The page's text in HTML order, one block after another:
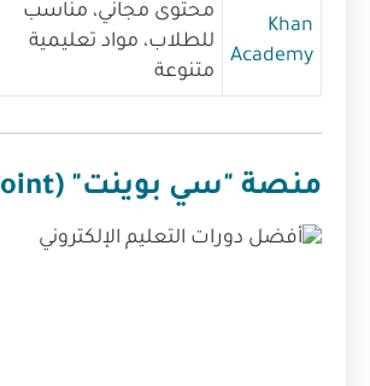
Khan
Academy
محتوى مجاني، مناسب
للطلاب، مواد تعليمية
متنوعة
منصة "سي بوينت" (C Point):